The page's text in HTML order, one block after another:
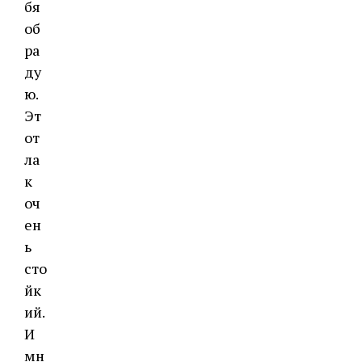
бя
об
ра
ду
ю.
Эт
от
ла
к
оч
ен
ь
сто
йк
ий.
И
мн